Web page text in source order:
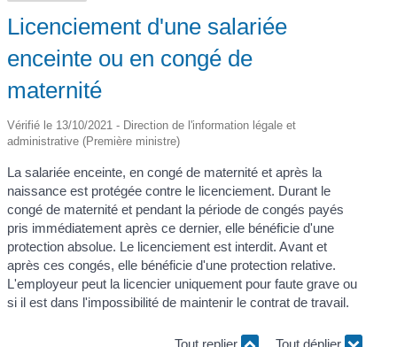
Licenciement d'une salariée
enceinte ou en congé de
maternité
Vérifié le 13/10/2021 - Direction de l'information légale et
administrative (Première ministre)
La salariée enceinte, en congé de maternité et après la
naissance est protégée contre le licenciement. Durant le
congé de maternité et pendant la période de congés payés
pris immédiatement après ce dernier, elle bénéficie d'une
protection absolue. Le licenciement est interdit. Avant et
après ces congés, elle bénéficie d'une protection relative.
L'employeur peut la licencier uniquement pour faute grave ou
si il est dans l'impossibilité de maintenir le contrat de travail.